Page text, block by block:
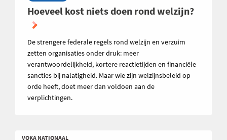
Hoeveel kost niets doen rond welzijn?
De strengere federale regels rond welzijn en verzuim
zetten organisaties onder druk: meer
verantwoordelijkheid, kortere reactietijden en financiële
sancties bij nalatigheid. Maar wie zijn welzijnsbeleid op
orde heeft, doet meer dan voldoen aan de
verplichtingen.
VOKA NATIONAAL